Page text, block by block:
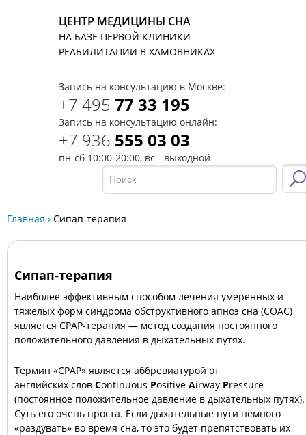
ЦЕНТР МЕДИЦИНЫ СНА
НА БАЗЕ ПЕРВОЙ КЛИНИКИ
РЕАБИЛИТАЦИИ В ХАМОВНИКАХ
Запись на консультацию в Москве:
+7 495 77 33 195
Запись на консультацию онлайн:
+7 936 555 03 03
пн-сб 10:00-20:00, вс - выходной
Главная › Сипап-терапия
Сипап-терапия
Наиболее эффективным способом лечения умеренных и
тяжелых форм синдрома обструктивного апноэ сна (СОАС)
является СРАР-терапия — метод создания постоянного
положительного давления в дыхательных путях.
Термин «CPAP» является аббревиатурой от
английских слов Continuous Positive Airway Pressure
(постоянное положительное давление в дыхательных путях).
Суть его очень проста. Если дыхательные пути немного
«раздувать» во время сна, то это будет препятствовать их